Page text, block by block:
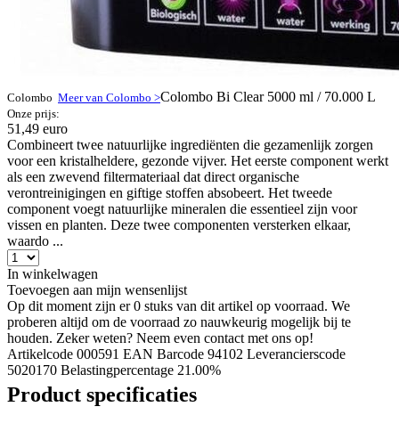
Colombo Meer van Colombo >Colombo Bi Clear 5000 ml / 70.000 L
Onze prijs:
51,49 euro
Combineert twee natuurlijke ingrediënten die gezamenlijk zorgen
voor een kristalheldere, gezonde vijver. Het eerste component werkt
als een zwevend filtermateriaal dat direct organische
verontreinigingen en giftige stoffen absobeert. Het tweede
component voegt natuurlijke mineralen die essentieel zijn voor
vissen en planten. Deze twee componenten versterken elkaar,
waardo ...
In winkelwagen
Toevoegen aan mijn wensenlijst
Op dit moment zijn er 0 stuks van dit artikel op voorraad. We
proberen altijd om de voorraad zo nauwkeurig mogelijk bij te
houden. Zeker weten? Neem even contact met ons op!
Artikelcode 000591 EAN Barcode 94102 Leverancierscode
5020170 Belastingpercentage 21.00%
Product specificaties